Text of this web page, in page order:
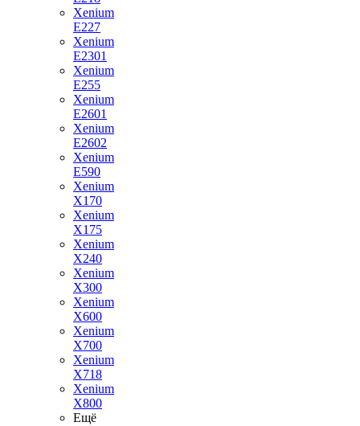
Xenium
E227
Xenium
E2301
Xenium
E255
Xenium
E2601
Xenium
E2602
Xenium
E590
Xenium
X170
Xenium
X175
Xenium
X240
Xenium
X300
Xenium
X600
Xenium
X700
Xenium
X718
Xenium
X800
Ещё